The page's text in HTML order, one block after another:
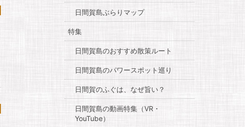
日間賀島ぶらりマップ
特集
日間賀島のおすすめ散策ルート
日間賀島のパワースポット巡り
日間賀のふぐは、なぜ旨い？
日間賀島の動画特集（VR・
YouTube）